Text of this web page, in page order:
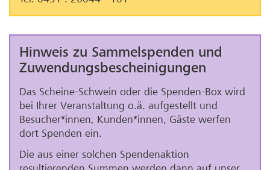
Hinweis zu Sammelspenden und
Zuwendungsbescheinigungen
Das Scheine-Schwein oder die Spenden-Box wird
bei Ihrer Veranstaltung o.ä. aufgestellt und
Besucher*innen, Kunden*innen, Gäste werfen
dort Spenden ein.
Die aus einer solchen Spendenaktion